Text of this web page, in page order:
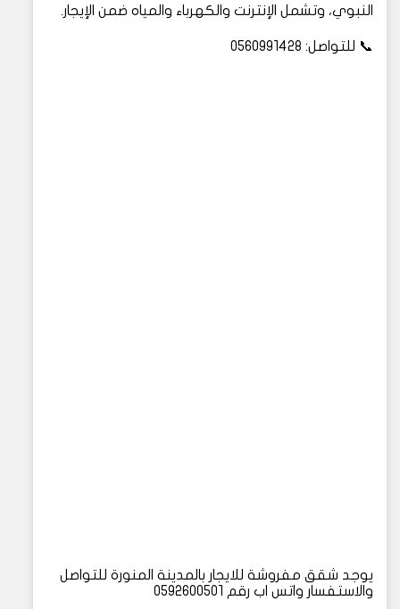
النبوي، وتشمل الإنترنت والكهرباء والمياه ضمن الإيجار.
📞 للتواصل: 0560991428
يوجد شقق مفروشة للايجار بالمدينة المنورة للتواصل
والاستفسار واتس اب رقم 0592600501